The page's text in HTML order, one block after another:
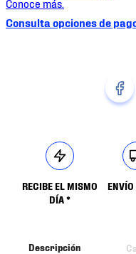
Consulta opciones de
RECIBE EL MISMO
DÍA *
ENVÍO
Descripción